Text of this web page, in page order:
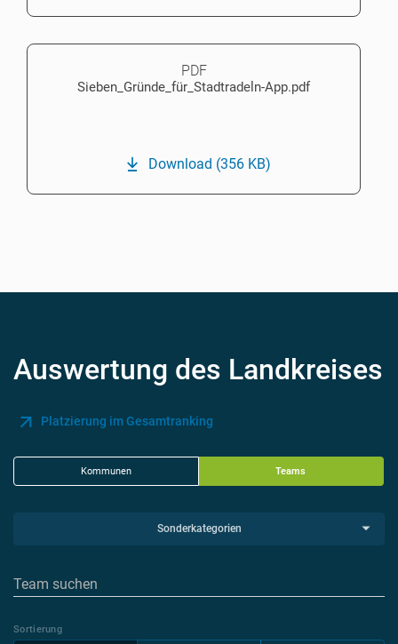
PDF
Sieben_Gründe_für_Stadtradeln-App.pdf
Download (356 KB)
Auswertung des Landkreises
Platzierung im Gesamtranking
Kommunen Teams
Sonderkategorien
Sortierung